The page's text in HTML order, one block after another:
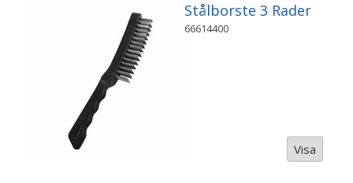
Stålborste 3 Rader
66614400
Visa